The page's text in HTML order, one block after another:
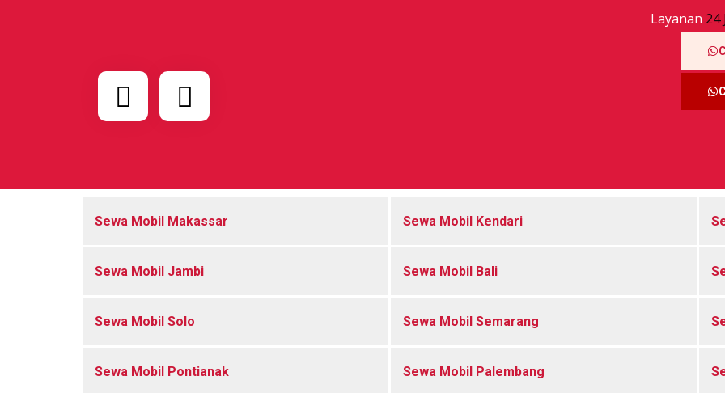
Layanan 24
Sewa Mobil Makassar Sewa Mobil Kendari
Sewa Mobil Jambi Sewa Mobil Bali
Sewa Mobil Solo Sewa Mobil Semarang
Sewa Mobil Pontianak Sewa Mobil Palembang